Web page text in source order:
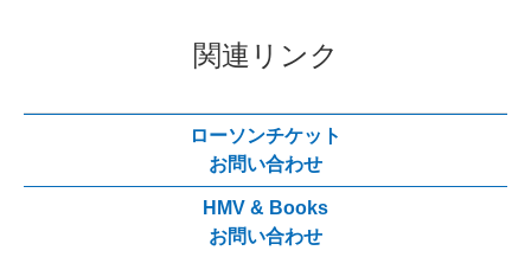
関連リンク
ローソンチケット
お問い合わせ
HMV & Books
お問い合わせ